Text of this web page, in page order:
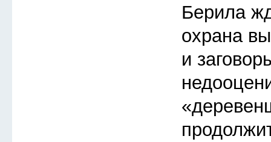
Берила
охрана
и